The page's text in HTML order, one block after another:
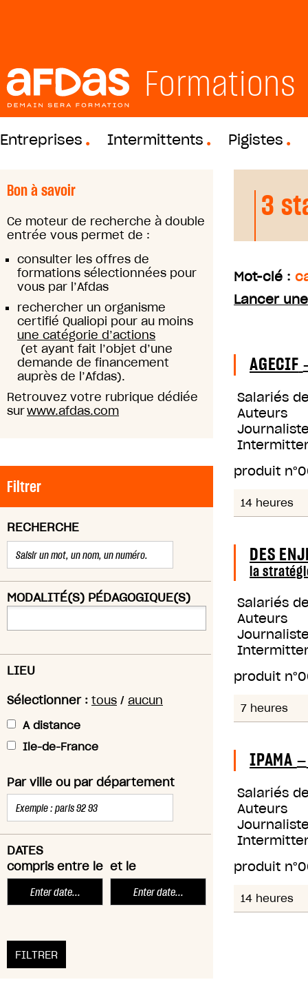
Formations
Entreprises Intermittents Pigistes
Bon à savoir
Ce moteur de recherche à double
entrée vous permet de :
consulter les offres de
formations sélectionnées pour
vous par l’Afdas
rechercher un organisme
certifié Qualiopi pour au moins
une catégorie d’actions
(et ayant fait l’objet d’une
demande de financement
auprès de l’Afdas).
Retrouvez votre rubrique dédiée
surwww.afdas.com
Filtrer
RECHERCHE
MODALITÉ(S) PÉDAGOGIQUE(S)
LIEU
Sélectionner : tous / aucun
A distance
Ile-de-France
Par ville ou par département
DATES
compris entre le et le
3
Mot-clé :
Lancer
AGECIF
Salariés
Auteurs
produit n°
14 heures
DES
la
Salariés
Auteurs
produit n°
7 heures
IPAMA —
Salariés
Auteurs
produit n°
14 heures